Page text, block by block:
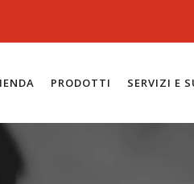
PRODOTTI SERVIZI E